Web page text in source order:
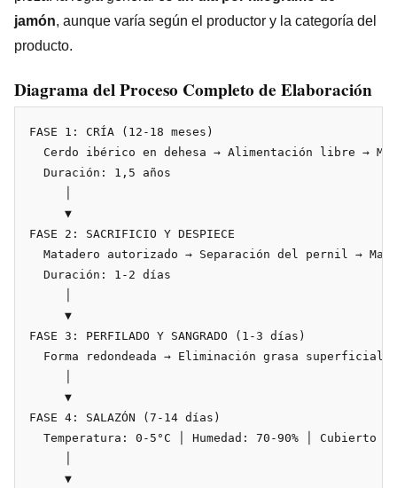
jamón, aunque varía según el productor y la categoría del
producto.
Diagrama del Proceso Completo de Elaboración
FASE 1: CRÍA (12-18 meses)
Cerdo ibérico en dehesa → Alimentación libre →
  Duración: 1,5 años
     ▼
FASE 2: SACRIFICIO Y DESPIECE
Matadero autorizado → Separación del pernil →
  Duración: 1-2 días
     ▼
FASE 3: PERFILADO Y SANGRADO (1-3 días)
Forma redondeada → Eliminación grasa superficial
     ▼
FASE 4: SALAZÓN (7-14 días)
Temperatura: 0-5°C │ Humedad: 70-90% │ Cubierto
     ▼